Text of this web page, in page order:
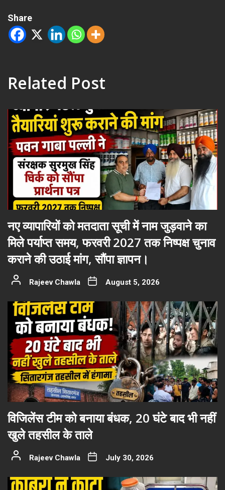
Share
Related Post
नए व्यापारियों को मतदाता सूची में नाम जुड़वाने का
मिले पर्याप्त समय, फरवरी 2027 तक निष्पक्ष चुनाव
कराने की उठाई मांग, सौंपा ज्ञापन।
Rajeev Chawla August 5, 2026
विजिलेंस टीम को बनाया बंधक, 20 घंटे बाद भी नहीं
खुले तहसील के ताले
Rajeev Chawla July 30, 2026